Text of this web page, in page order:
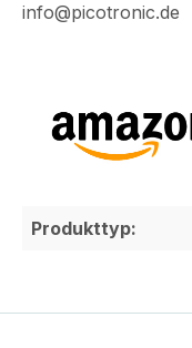
info@picotronic.de
Produkttyp: